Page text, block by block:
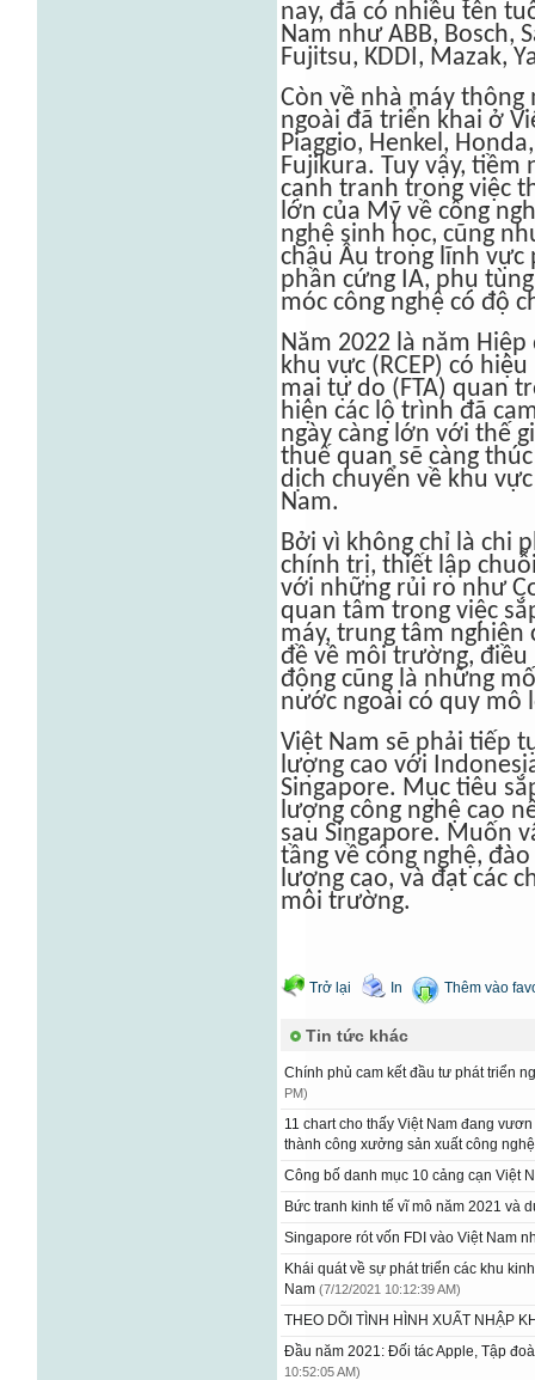
nay, đã có nhiều tên
Nam như ABB, Bosch,
Fujitsu, KDDI, Mazak,
Còn về nhà máy
ngoài đã triển khai ở
Piaggio, Henkel,
Fujikura. Tuy vậy,
cạnh tranh trong việc
lớn của Mỹ về công
nghệ sinh học, cũng
châu Âu trong lĩnh vực
phần cứng IA, phụ
móc công nghệ có độ
Năm 2022 là năm
khu vực (RCEP) có
mại tự do (FTA) quan
hiện các lộ trình đã
ngày càng lớn với thế
thuế quan sẽ càng
dịch chuyển về khu
Nam.
Bởi vì không chỉ là chi
chính trị, thiết lập
với những rủi ro như
quan tâm trong việc
máy, trung tâm nghiên
đề về môi trường, điều
động cũng là những
nước ngoài có quy mô
Việt Nam sẽ phải tiếp
lượng cao với
Singapore. Mục tiêu
lượng công nghệ cao
sau Singapore. Muốn
tầng về công nghệ,
lượng cao, và đạt các
môi trường.
Trở lại In Thêm vào
Tin tức khác
Chính phủ cam kết đầu tư phát triển
PM)
11 chart cho thấy Việt Nam đang
thành công xưởng sản xuất công
Công bố danh mục 10 cảng cạn Việt
Bức tranh kinh tế vĩ mô năm 2021 và
Singapore rót vốn FDI vào Việt Nam
Khái quát về sự phát triển các khu
Nam (7/12/2021 10:12:39 AM)
THEO DÕI TÌNH HÌNH XUẤT NHẬP
Đầu năm 2021: Đối tác Apple, Tập
10:52:05 AM)